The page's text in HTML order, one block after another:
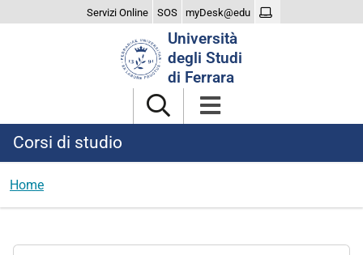
Servizi Online SOS myDesk@edu
Università
degli Studi
di Ferrara
Corsi di studio
Home